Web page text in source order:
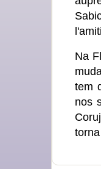
Na
tem
nos